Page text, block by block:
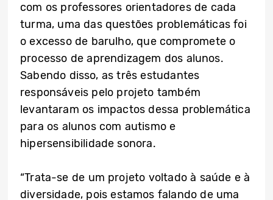
com os professores orientadores de cada
turma, uma das questões problemáticas foi
o excesso de barulho, que compromete o
processo de aprendizagem dos alunos.
Sabendo disso, as três estudantes
responsáveis pelo projeto também
levantaram os impactos dessa problemática
para os alunos com autismo e
hipersensibilidade sonora.
“Trata-se de um projeto voltado à saúde e à
diversidade, pois estamos falando de uma